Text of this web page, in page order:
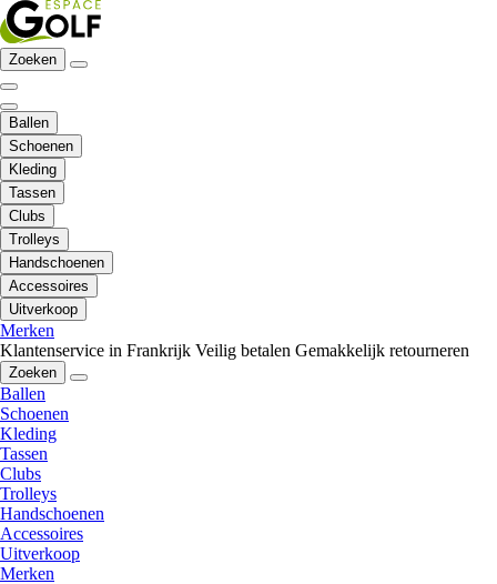
Zoeken
Ballen
Schoenen
Kleding
Tassen
Clubs
Trolleys
Handschoenen
Accessoires
Uitverkoop
Merken
Klantenservice in Frankrijk Veilig betalen Gemakkelijk retourneren
Zoeken
Ballen
Schoenen
Kleding
Tassen
Clubs
Trolleys
Handschoenen
Accessoires
Uitverkoop
Merken